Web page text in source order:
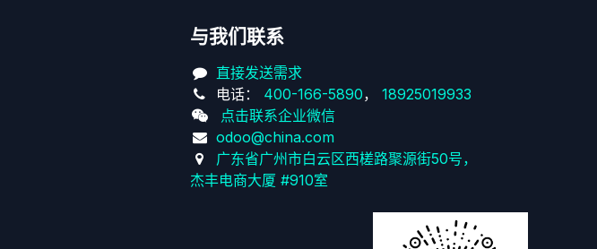
与我们联系
直接发送需求
电话： 400-166-5890， 18925019933
点击联系企业微信
odoo@china.com
广东省广州市白云区西槎路聚源街50号，
杰丰电商大厦 #910室